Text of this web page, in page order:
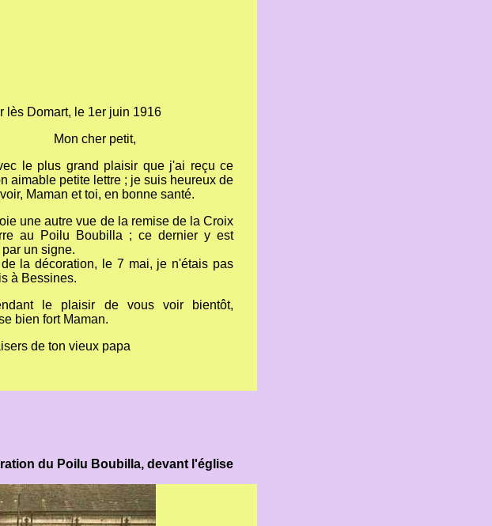
lès Domart, le 1er juin 1916
Mon cher petit,
le plus grand plaisir que j'ai reçu ce
aimable petite lettre ; je suis heureux de
Maman et toi, en bonne santé.
une autre vue de la remise de la Croix
au Poilu Boubilla ; ce dernier y est
un signe.
la décoration, le 7 mai, je n'étais pas
à Bessines.
le plaisir de vous voir bientôt,
bien fort Maman.
de ton vieux papa
du Poilu Boubilla, devant l'église